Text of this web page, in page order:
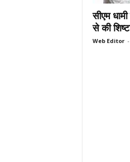
सीएम
से की
Web Editor -